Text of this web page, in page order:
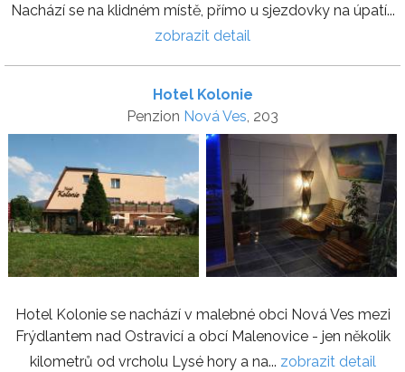
Nachází se na klidném místě, přímo u sjezdovky na úpatí...
zobrazit detail
Hotel Kolonie
Penzion Nová Ves , 203
Hotel Kolonie se nachází v malebné obci Nová Ves mezi
Frýdlantem nad Ostravicí a obcí Malenovice - jen několik
kilometrů od vrcholu Lysé hory a na... zobrazit detail